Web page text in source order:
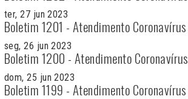
ter, 27 jun 2023
Boletim 1201 - Atendimento Coronavírus
seg, 26 jun 2023
Boletim 1200 - Atendimento Coronavírus
dom, 25 jun 2023
Boletim 1199 - Atendimento Coronavírus